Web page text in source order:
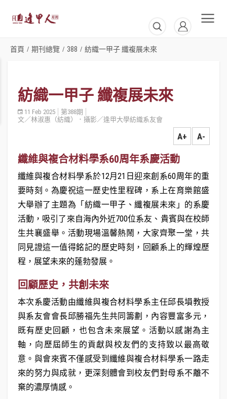
首頁 / 期刊總覽 / 388 / 紡織一甲子 纖複展未來
紡織一甲子 纖複展未來
11 Feb 2025
第388期
文／林淑惠（紡織）．攝影／逢甲大學紡織系友會
A+ A-
纖維與複合材料學系60周年系慶活動
纖維與複合材料學系於12月21日迎來創系60周年的重
要時刻。為慶祝這一歷史性里程碑，系上在育樂館盛
大舉辦了主題為「紡織一甲子、纖複展未來」的系慶
活動，吸引了來自海內外近700位系友、貴賓與在校師
生共襄盛舉。活動現場溫馨熱鬧，大家齊聚一堂，共
同見證這一值得銘記的歷史時刻，回顧系上的輝煌歷
程，展望未來的蓬勃發展。
回顧歷史，共創未來
本次系慶活動由纖維與複合材料學系主任邱長塤教授
與系友會會長邱勝福先生共同籌劃，內容豐富多元，
既有歷史回顧，也包含未來展望。活動以感謝為主
軸，向歷屆師生的貢獻與校友們的支持致以最高敬
意。與會來賓不僅感受到纖維與複合材料學系一路走
來的努力與成就，更深刻體會到校友們對母系不離不
棄的濃厚情感。